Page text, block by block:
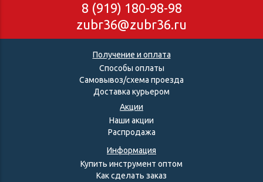
8 (919) 180-98-98
zubr36@zubr36.ru
Получение и оплата
Способы оплаты
Самовывоз/схема проезда
Доставка курьером
Акции
Наши акции
Распродажа
Информация
Купить инструмент оптом
Как сделать заказ